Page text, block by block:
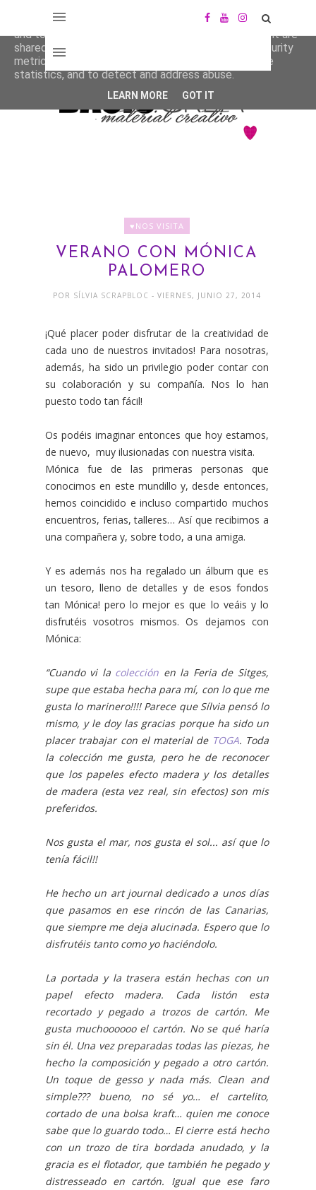
♥NOS VISITA
VERANO CON MÓNICA
PALOMERO
POR SÍLVIA SCRAPBLOC - VIERNES, JUNIO 27, 2014
¡Qué placer poder disfrutar de la creatividad de
cada uno de nuestros invitados! Para nosotras,
además, ha sido un privilegio poder contar con
su colaboración y su compañía. Nos lo han
puesto todo tan fácil!
Os podéis imaginar entonces que hoy estamos,
de nuevo, muy ilusionadas con nuestra visita.
Mónica fue de las primeras personas que
conocimos en este mundillo y, desde entonces,
hemos coincidido e incluso compartido muchos
encuentros, ferias, talleres… Así que recibimos a
una compañera y, sobre todo, a una amiga.
Y es además nos ha regalado un álbum que es
un tesoro, lleno de detalles y de esos fondos
tan Mónica! pero lo mejor es que lo veáis y lo
disfrutéis vosotros mismos. Os dejamos con
Mónica:
“Cuando vi la colección en la Feria de Sitges,
supe que estaba hecha para mí, con lo que me
gusta lo marinero!!!! Parece que Sílvia pensó lo
mismo, y le doy las gracias porque ha sido un
placer trabajar con el material de TOGA. Toda
la colección me gusta, pero he de reconocer
que los papeles efecto madera y los detalles
de madera (esta vez real, sin efectos) son mis
preferidos.
Nos gusta el mar, nos gusta el sol... así que lo
tenía fácil!!
He hecho un art journal dedicado a unos días
que pasamos en ese rincón de las Canarias,
que siempre me deja alucinada. Espero que lo
disfrutéis tanto como yo haciéndolo.
La portada y la trasera están hechas con un
papel efecto madera. Cada listón esta
recortado y pegado a trozos de cartón. Me
gusta muchoooooo el cartón. No se qué haría
sin él. Una vez preparadas todas las piezas, he
hecho la composición y pegado a otro cartón.
Un toque de gesso y nada más. Clean and
simple??? bueno, no sé yo… el cartelito,
cortado de una bolsa kraft… quien me conoce
sabe que lo guardo todo… El cierre está hecho
con un trozo de tira bordada anudado, y la
gracia es el flotador, que también he pegado y
distresseado en cartón. Igual que ese faro
This site uses cookies from Google to deliver its services
and to analyze traffic. Your IP address and user-agent are
shared with Google along with performance and security
metrics to ensure quality of service, generate usage
statistics, and to detect and address abuse.
LEARN MORE GOT IT